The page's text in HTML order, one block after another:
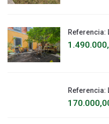
Referencia:
Referencia: